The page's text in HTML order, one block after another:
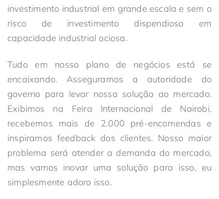
investimento industrial em grande escala e sem o
risco de investimento dispendioso em
capacidade industrial ociosa.
Tudo em nosso plano de negócios está se
encaixando. Asseguramos a autoridade do
governo para levar nossa solução ao mercado.
Exibimos na Feira Internacional de Nairobi,
recebemos mais de 2.000 pré-encomendas e
inspiramos feedback dos clientes. Nosso maior
problema será atender a demanda do mercado,
mas vamos inovar uma solução para isso, eu
simplesmente adoro isso.